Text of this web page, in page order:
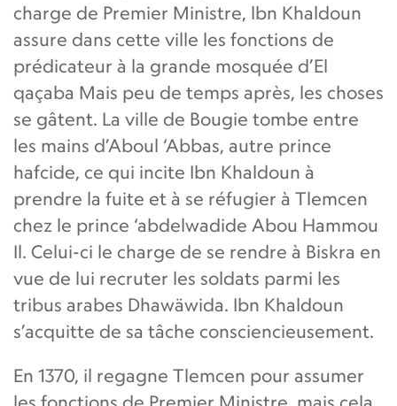
charge de Premier Ministre, lbn Khaldoun
assure dans cette ville les fonctions de
prédicateur à la grande mosquée d’El
qaçaba Mais peu de temps après, les choses
se gâtent. La ville de Bougie tombe entre
les mains d’Aboul ‘Abbas, autre prince
hafcide, ce qui incite Ibn Khaldoun à
prendre la fuite et à se réfugier à Tlemcen
chez le prince ‘abdelwadide Abou Hammou
Il. Celui-ci le charge de se rendre à Biskra en
vue de lui recruter les soldats parmi les
tribus arabes Dhawäwida. Ibn Khaldoun
s’acquitte de sa tâche consciencieusement.
En 1370, il regagne Tlemcen pour assumer